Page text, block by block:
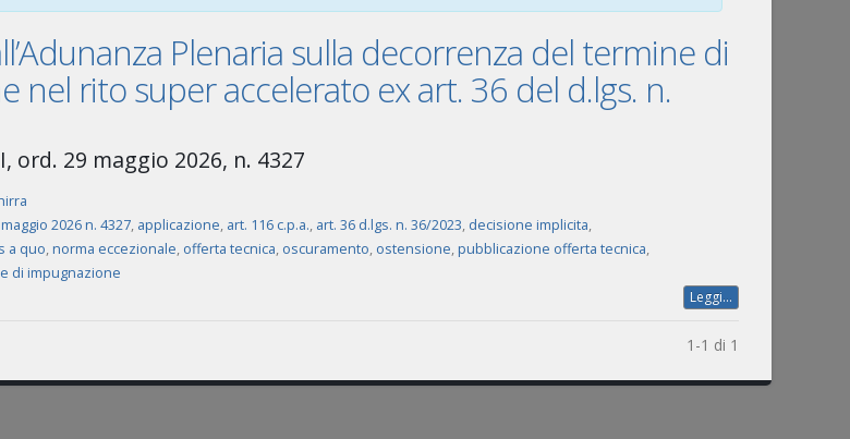
Plenaria sulla decorrenza del termine di
nel rito super accelerato ex art. 36 del d.lgs. n.
ord. 29 maggio 2026, n. 4327
2026 n. 4327, applicazione, art. 116 c.p.a., art. 36 d.lgs. n. 36/2023, decisione implicita,
a quo,norma eccezionale, offerta tecnica, oscuramento, ostensione,pubblicazione offerta tecnica,
di impugnazione
Leggi...
1-1 di 1